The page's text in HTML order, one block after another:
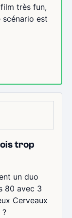
très fun,
est
trop
un duo
80 avec 3
Cerveaux
?